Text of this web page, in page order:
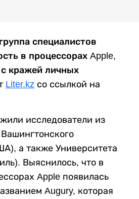
специалистов
в процессорах Apple,
с кражей личных
Liter.kz со ссылкой на
исследователи из
а также Университета
Выяснилось, что в
Apple появилась
Augury, которая